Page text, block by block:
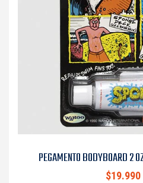
PEGAMENTO BODYBOARD 2
$19.990